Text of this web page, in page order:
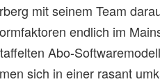
mit seinem Team
endlich im
Abo-
sich in einer rasant